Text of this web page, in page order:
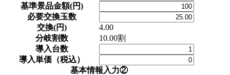
基準景品金額(円)
必要交換玉数
交換(円)
4.00
分岐割数
10.00割
導入台数
導入単価（税込）
基本情報入力②